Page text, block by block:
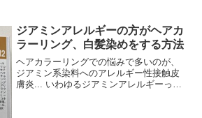
うサロントリートメントが、逆...
ジアミンアレルギーの方がヘアカ
ラーリング、白髪染めをする方法
ヘアカラーリングでの悩みで多いのが、
ジアミン系染料へのアレルギー性接触皮
膚炎... いわゆるジアミンアレルギーって